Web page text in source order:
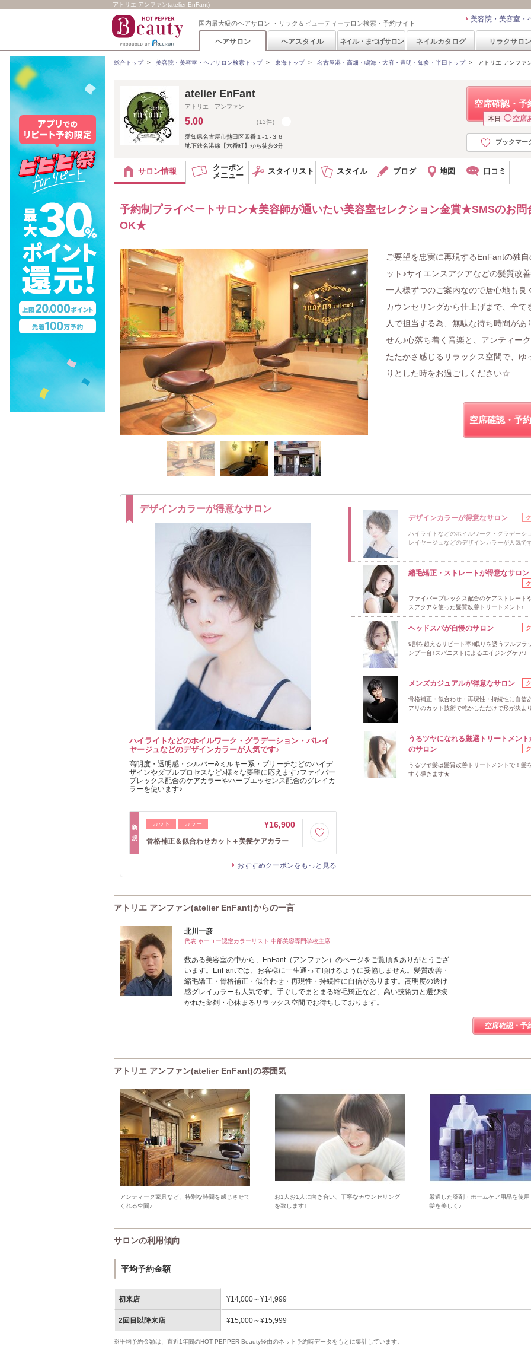
アトリエ アンファン(atelier EnFant)
国内最大級のヘアサロン ・リラク＆ビューティーサロン検索・予約サイト 美容院・美容室・
ヘアサロン ヘアスタイル ネイル・まつげサロン ネイルカタログ リラクサロン
総合トップ> 美容院・美容室・ヘアサロン検索トップ> 東海トップ> 名古屋港・高畑・鳴海・大府・豊明・知多・半田トップ> アトリエ アンファ
空席確認・予
本日 ◯ 空席
ブックマー
atelier EnFant
アトリエ アンファン
5.00 （13件）
愛知県名古屋市熱田区四番１‐１‐３６
地下鉄名港線【六番町】から徒歩3分
サロン情報
クーポン
メニュー
スタイリスト スタイル ブログ 地図 口コミ
予約制プライベートサロン★美容師が通いたい美容室セレクション金賞★SMSのお問
OK★
ご要望を忠実に再現するEnFantの独
ット♪サイエンスアクアなどの髪質改
一人様ずつのご案内なので居心地も良
カウンセリングから仕上げまで、全て
人で担当する為、無駄な待ち時間があ
せん♪心落ち着く音楽と、アンティー
たたかさ感じるリラックス空間で、ゆ
りとした時をお過ごしください☆
空席確認・予
デザインカラーが得意なサロン
ハイライトなどのホイルワーク・グラデーション・バレイ
ヤージュなどのデザインカラーが人気です♪
高明度・透明感・シルバー&ミルキー系・ブリーチなどのハイデ
ザインやダブルプロセスなど♪様々な要望に応えます♪ファイバー
プレックス配合のケアカラーやハーブエッセンス配合のグレイカ
ラーを使います♪
新
規
カット カラー ¥16,900
骨格補正＆似合わせカット＋美髪ケアカラー
おすすめクーポンをもっと見る
デザインカラーが得意なサロン
ハイライトなどのホイルワーク・グラデーシ
レイヤージュなどのデザインカラーが人気で
縮毛矯正・ストレートが得意なサロン
ファイバープレックス配合のケアストレート
スアクアを使った髪質改善トリートメント♪
ヘッドスパが自慢のサロン
9割を超えるリピート率♪眠りを誘うフルフラ
ンプー台♪スパニストによるエイジングケア♪
メンズカジュアルが得意なサロン
骨格補正・似合わせ・再現性・持続性に自信
アリのカット技術で乾かしただけで形が決ま
うるツヤになれる厳選トリートメント
のサロン
うるツヤ髪は髪質改善トリートメントで！髪
すく導きます★
アトリエ アンファン(atelier EnFant)からの一言
北川一彦
代表.ホーユー認定カラーリスト.中部美容専門学校主席
数ある美容室の中から、EnFant（アンファン）のページをご覧頂きありがとうござ
います。EnFantでは、お客様に一生通って頂けるように妥協しません。髪質改善・
縮毛矯正・骨格補正・似合わせ・再現性・持続性に自信があります。高明度の透け
感グレイカラーも人気です。手ぐしでまとまる縮毛矯正など、高い技術力と選び抜
かれた薬剤・心休まるリラックス空間でお待ちしております。
空席確認・予
アトリエ アンファン(atelier EnFant)の雰囲気
アンティーク家具など、特別な時間を感じさせて
くれる空間♪
お1人お1人に向き合い、丁寧なカウンセリング
を致します♪
厳選した薬剤・ホームケア用品を使
髪を美しく♪
サロンの利用傾向
平均予約金額
初来店 ¥14,000～¥14,999
2回目以降来店 ¥15,000～¥15,999
※平均予約金額は、直近1年間のHOT PEPPER Beauty経由のネット予約時データをもとに集計しています。